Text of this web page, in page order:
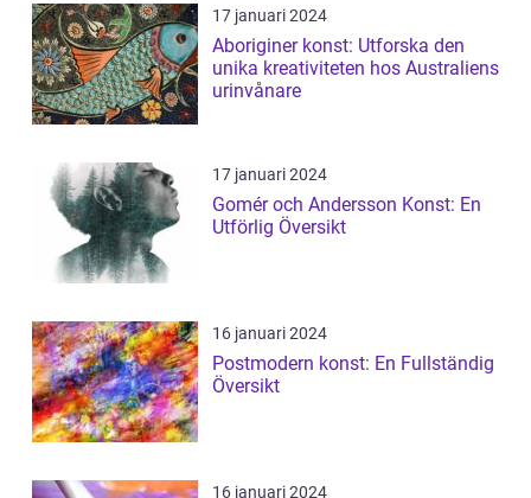
17 januari 2024
Aboriginer konst: Utforska den
unika kreativiteten hos Australiens
urinvånare
17 januari 2024
Gomér och Andersson Konst: En
Utförlig Översikt
16 januari 2024
Postmodern konst: En Fullständig
Översikt
16 januari 2024